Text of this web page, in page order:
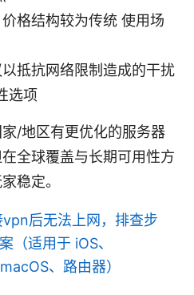
格结构较为传统 使用场
抵抗网络限制造成的干扰
选项
/地区有更优化的服务器
全球覆盖与长期可用性方
稳定。
后无法上网，排查步
（适用于 iOS、
、路由器）